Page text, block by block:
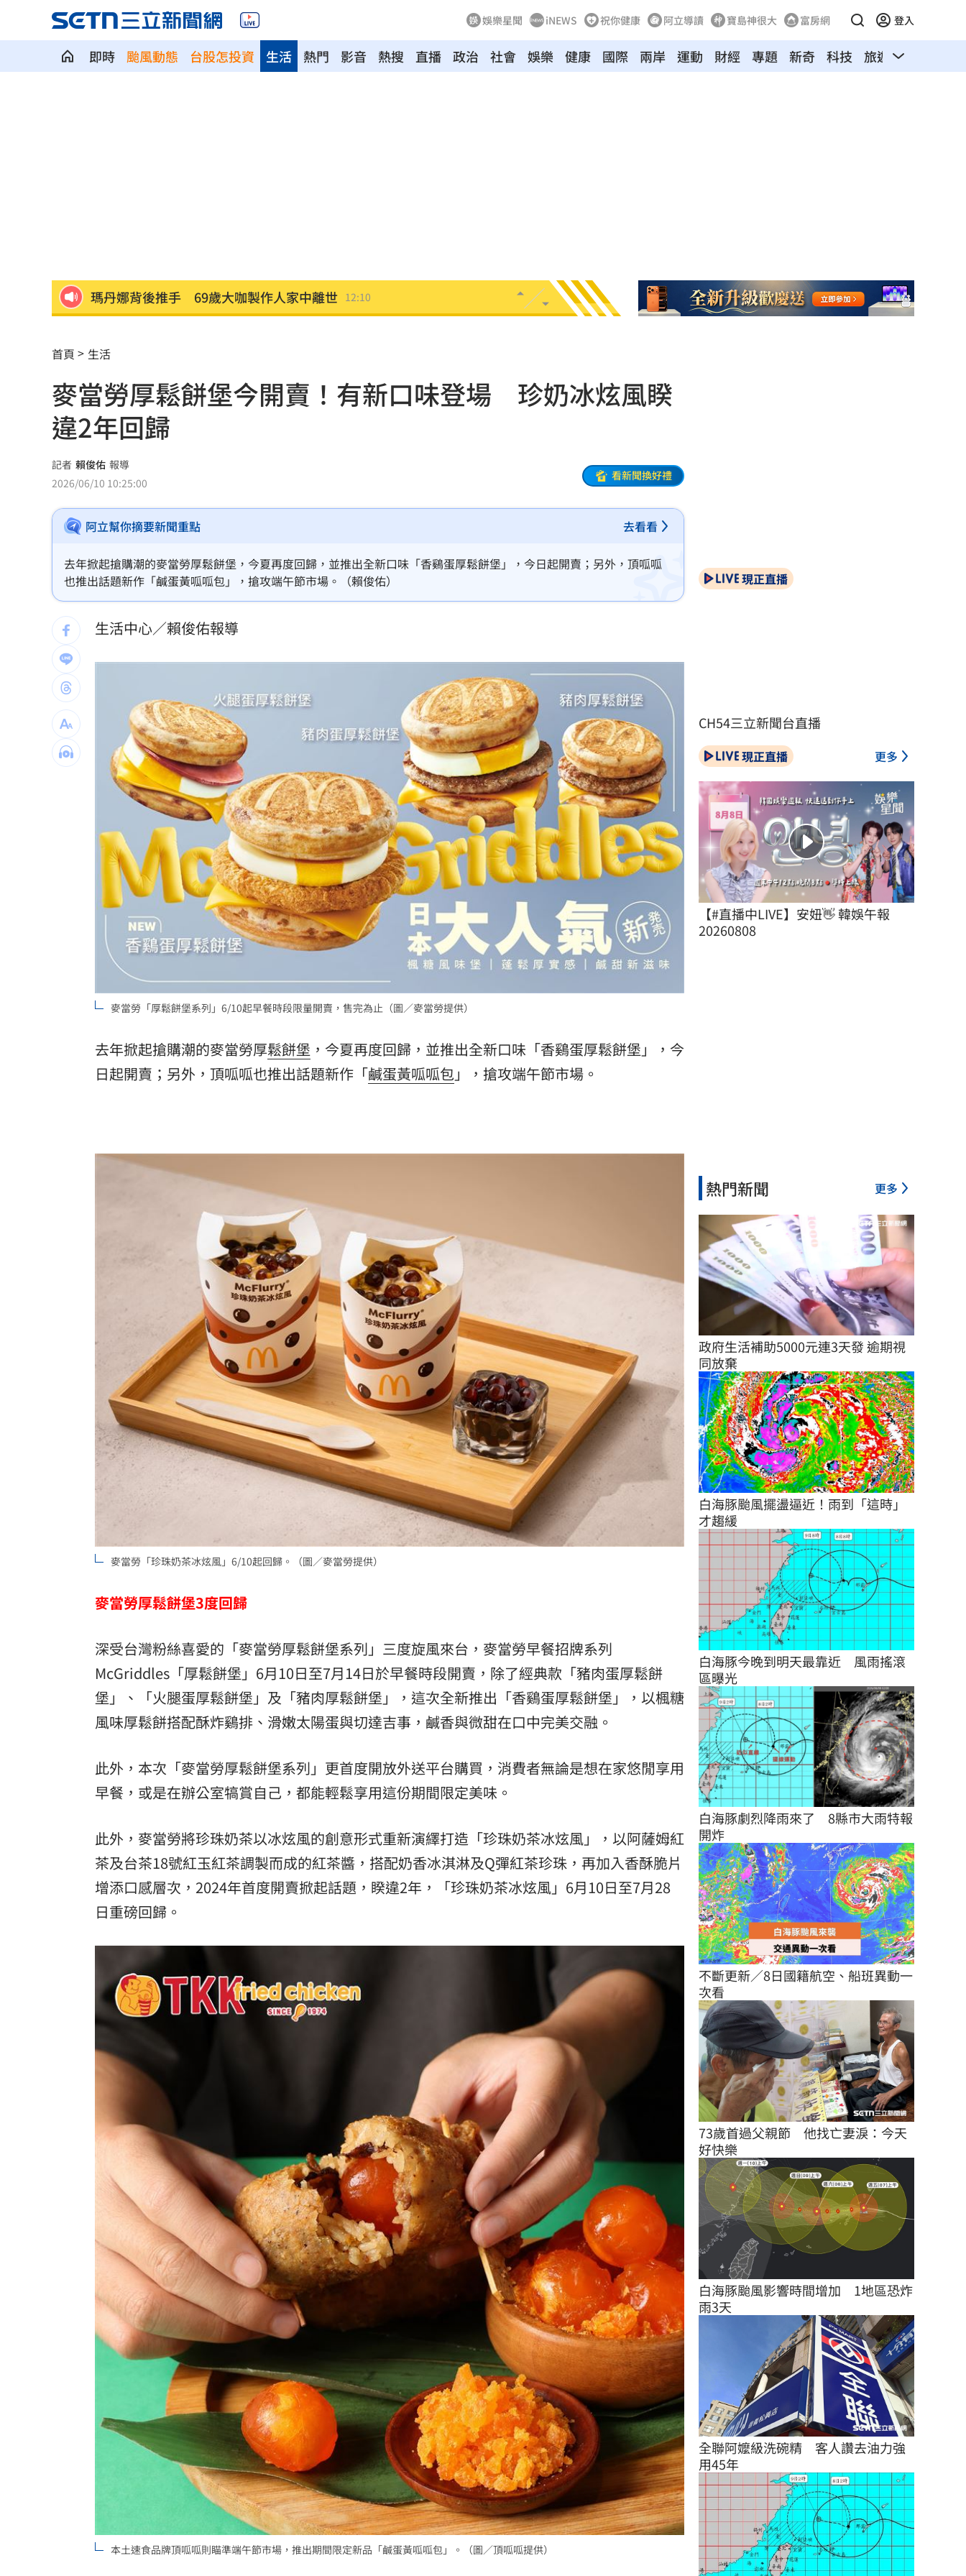
娛樂星聞 iNEWS 祝你健康 阿立導讀 寶島神很大 富房網 登入
即時 颱風動態 台股怎投資 熱門 影音 熱搜 直播 政治 社會 娛樂
生活 健康 國際 兩岸 運動 財經 專題 新奇 科技 旅遊 汽車
瑪丹娜背後推手 69歲大咖製作人家中離世 12:10
籃球賽幽靈隊伍灌水 廠商認了：是AI生成
掐頸列車長互毆！75歲翁頭破血流怒告傷害 12:03
謝金燕凌晨淚憶豬哥亮！一句話藏深情告白
遭謝金河轟「顛倒黑白」 蔣萬安回應了
撞臉大咖韓星！《陽光》導演簽下台大正妹
台大3碩1博疑學歷造假 姜厚任女友發聲了
發新冠藥拉票！郭再添陸妻二審下場慘 11:56
楊千霈一人扛2女兒出國！突崩潰大哭
王凱生前暴瘦！經紀人曝「這裡」出狀況 11:48
見放火翻垃圾找相機 黃豪平憶16年前往事
中國藉颱風交管台海船舶 ！陸委會回擊 11:44
白海豚甩雨彈！週末炸大雨區域曝光
台灣彩券開獎直播中 20:31
LIVE三立+24小時直播 15:27
三立iNEWS新聞台線上直播 18:00
AI時代！威力馬導入智慧營運系統提升效率 12:00
台彩父親節推新刮刮樂千萬頭獎超「爸」氣 12:00
商場戰國來臨 台中「頂奢大道」逐漸成形
「拍片人的多重宇宙」職涯論壇9/12登場！ 10:30
理想混蛋號召粉絲跨海追星吃美食！ 18:15
首頁 生活
麥當勞厚鬆餅堡今開賣！有新口味登場 珍奶冰炫風睽
違2年回歸
記者 賴俊佑 報導
2026/06/10 10:25:00
看新聞換好禮
阿立幫你摘要新聞重點 去看看
去年掀起搶購潮的麥當勞厚鬆餅堡，今夏再度回歸，並推出全新口味「香鷄蛋厚鬆餅堡」，今日起開賣；另外，頂呱呱
也推出話題新作「鹹蛋黃呱呱包」，搶攻端午節市場。（賴俊佑）
生活中心／賴俊佑報導
麥當勞「厚鬆餅堡系列」6/10起早餐時段限量開賣，售完為止（圖／麥當勞提供）
去年掀起搶購潮的麥當勞厚鬆餅堡 ，今夏再度回歸，並推出全新口味「香鷄蛋厚鬆餅堡」，今
日起開賣；另外，頂呱呱也推出話題新作「鹹蛋黃呱呱包 」，搶攻端午節市場。
麥當勞「珍珠奶茶冰炫風」6/10起回歸。（圖／麥當勞提供）
麥當勞厚鬆餅堡3度回歸
深受台灣粉絲喜愛的「麥當勞厚鬆餅堡系列」三度旋風來台，麥當勞早餐招牌系列
McGriddles「厚鬆餅堡」6月10日至7月14日於早餐時段開賣，除了經典款「豬肉蛋厚鬆餅
堡」、「火腿蛋厚鬆餅堡」及「豬肉厚鬆餅堡」，這次全新推出「香鷄蛋厚鬆餅堡」，以楓糖
風味厚鬆餅搭配酥炸鷄排、滑嫩太陽蛋與切達吉事，鹹香與微甜在口中完美交融。
此外，本次「麥當勞厚鬆餅堡系列」更首度開放外送平台購買，消費者無論是想在家悠閒享用
早餐，或是在辦公室犒賞自己，都能輕鬆享用這份期間限定美味。
此外，麥當勞將珍珠奶茶以冰炫風的創意形式重新演繹打造「珍珠奶茶冰炫風」，以阿薩姆紅
茶及台茶18號紅玉紅茶調製而成的紅茶醬，搭配奶香冰淇淋及Q彈紅茶珍珠，再加入香酥脆片
增添口感層次，2024年首度開賣掀起話題，睽違2年，「珍珠奶茶冰炫風」6月10日至7月28
日重磅回歸。
本土速食品牌頂呱呱則瞄準端午節市場，推出期間限定新品「鹹蛋黃呱呱包」。（圖／頂呱呱提供）
現正直播
CH54三立新聞台直播
現正直播 更多
【#直播中LIVE】安妞👋 韓娛午報
20260808
熱門新聞 更多
政府生活補助5000元連3天發 逾期視
同放棄
白海豚颱風擺盪逼近！雨到「這時」
才趨緩
白海豚今晚到明天最靠近　風雨搖滾
區曝光
白海豚劇烈降雨來了　8縣市大雨特報
開炸
不斷更新／8日國籍航空、船班異動一
次看
73歲首過父親節　他找亡妻淚：今天
好快樂
白海豚颱風影響時間增加　1地區恐炸
雨3天
全聯阿嬤級洗碗精　客人讚去油力強
用45年